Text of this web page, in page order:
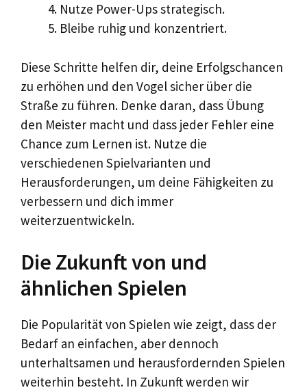
Nutze Power-Ups strategisch.
Bleibe ruhig und konzentriert.
Diese Schritte helfen dir, deine Erfolgschancen
zu erhöhen und den Vogel sicher über die
Straße zu führen. Denke daran, dass Übung
den Meister macht und dass jeder Fehler eine
Chance zum Lernen ist. Nutze die
verschiedenen Spielvarianten und
Herausforderungen, um deine Fähigkeiten zu
verbessern und dich immer
weiterzuentwickeln.
Die Zukunft von und
ähnlichen Spielen
Die Popularität von Spielen wie zeigt, dass der
Bedarf an einfachen, aber dennoch
unterhaltsamen und herausfordernden Spielen
weiterhin besteht. In Zukunft werden wir